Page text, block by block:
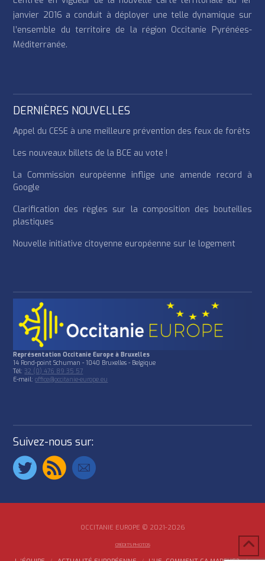
janvier 2016 a conduit à déployer une telle dynamique sur
l’ensemble du territoire de la région Occitanie Pyrénées-
Méditerranée.
DERNIÈRES NOUVELLES
Appel du CESE à une meilleure prévention des feux de forêts
Les nouveaux billets de la BCE au vote !
La Commission européenne inflige une amende record à
Google
Clarification des règles sur la composition des bouteilles
plastiques
Nouvelle initiative citoyenne européenne sur le logement
Représentation Occitanie Europe à Bruxelles
14 Rond-point Schuman - 1040 Bruxelles - Belgique
Tél:32 (0) 476 89 35 57
E-mail:office@occitanie-europe.eu
Suivez-nous sur:
OCCITANIE EUROPE © 2021-2026
CRÉDITS PHOTOS